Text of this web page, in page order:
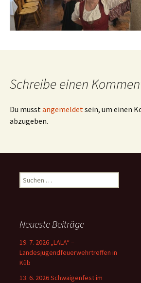
Schreibe einen
Du musstangemeldetsein, um einen
abzugeben.
Suchen
nach:
Neueste Beiträge
19. 7. 2026 „LALA“ –
Landesjugendfeuerwehrtreffen in
Küb
13. 6. 2026 Schwaigenfest im